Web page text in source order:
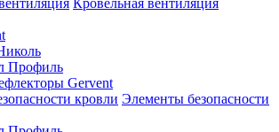
Кровельная вентиляция
Профиль
Gervent
кровли Элементы безопасности